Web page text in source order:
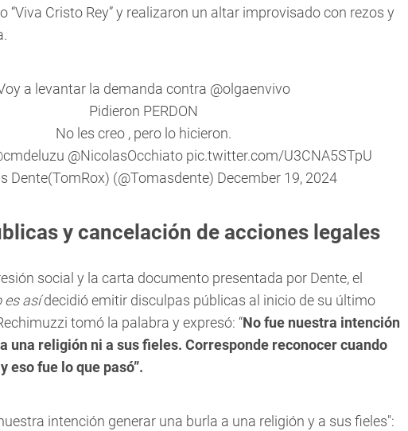
“Viva Cristo Rey” y realizaron un altar improvisado con rezos y
a levantar la demanda contra @olgaenvivo
Pidieron PERDON
No les creo , pero lo hicieron.
@NicolasOcchiato pic.twitter.com/U3CNA5STpU
Dente(TomRox) (@Tomasdente) December 19, 2024
y cancelación de acciones legales
social y la carta documento presentada por Dente, el
es asídecidió emitir disculpas públicas al inicio de su último
tomó la palabra y expresó: “No fue nuestra intención
una religión ni a sus fieles. Corresponde reconocer cuando
eso fue lo que pasó”.
intención generar una burla a una religión y a sus fieles":